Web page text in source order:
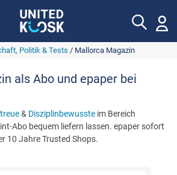
Politik & Tests / Mallorca Magazin
als Abo und epaper bei
& Disziplinbewusste im Bereich
Abo bequem liefern lassen. epaper sofort
10 Jahre Trusted Shops.